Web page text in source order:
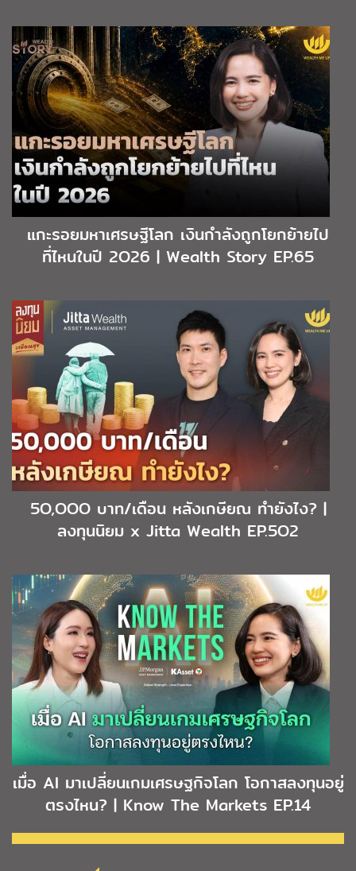
แกะรอยมหาเศรษฐีโลก เงินกำลังถูกโยกย้ายไป
ที่ไหนในปี 2O26 | Wealth Story EP.65
5O,OOO บาท/เดือน หลังเกษียณ ทำยังไง? |
ลงทุนนิยม x Jitta Wealth EP.5O2
เมื่อ AI มาเปลี่ยนเกมเศรษฐกิจโลก โอกาสลงทุนอยู่
ตรงไหน? | Know The Markets EP.14